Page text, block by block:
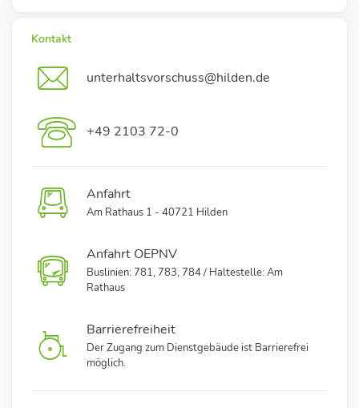
Kontakt
unterhaltsvorschuss@hilden.de
+49 2103 72-0
Anfahrt
Am Rathaus 1 - 40721 Hilden
Anfahrt OEPNV
Buslinien: 781, 783, 784 / Haltestelle: Am
Rathaus
Barrierefreiheit
Der Zugang zum Dienstgebäude ist Barrierefrei
möglich.